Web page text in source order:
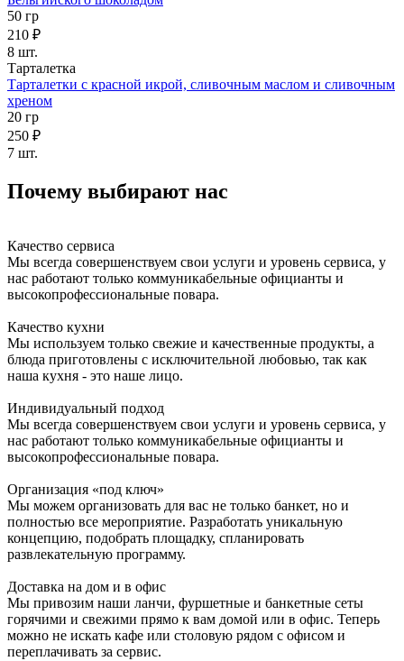
50 гр
210 ₽
8 шт.
Тарталетка
Тарталетки с красной икрой, сливочным маслом и сливочным
хреном
20 гр
250 ₽
7 шт.
Почему выбирают нас
Качество сервиса
Мы всегда совершенствуем свои услуги и уровень сервиса, у
нас работают только коммуникабельные официанты и
высокопрофессиональные повара.
Качество кухни
Мы используем только свежие и качественные продукты, а
блюда приготовлены с исключительной любовью, так как
наша кухня - это наше лицо.
Индивидуальный подход
Мы всегда совершенствуем свои услуги и уровень сервиса, у
нас работают только коммуникабельные официанты и
высокопрофессиональные повара.
Организация «под ключ»
Мы можем организовать для вас не только банкет, но и
полностью все мероприятие. Разработать уникальную
концепцию, подобрать площадку, спланировать
развлекательную программу.
Доставка на дом и в офис
Мы привозим наши ланчи, фуршетные и банкетные сеты
горячими и свежими прямо к вам домой или в офис. Теперь
можно не искать кафе или столовую рядом с офисом и
переплачивать за сервис.